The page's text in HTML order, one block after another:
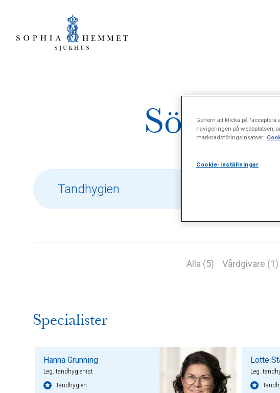
Alla (5) Vårdgivare (1)
Specialister
Hanna Grunning
Leg. tandhygienist
Tandhygien
Lotte
Leg.
Genom att klicka på
navigeringen på webbplatsen,
marknadsföringsinsatser.
Cookie-inställningar